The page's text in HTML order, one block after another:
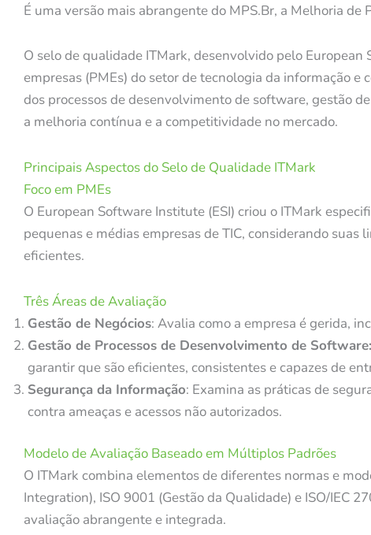
É uma versão mais abrangente do MPS.Br, a Melhoria de
O selo de qualidade ITMark, desenvolvido pelo
empresas (PMEs) do setor de tecnologia da informação
dos processos de desenvolvimento de software, gestão
a melhoria contínua e a competitividade no mercado.
Principais Aspectos do Selo de Qualidade ITMark
Foco em PMEs
O European Software Institute (ESI) criou o ITMark
pequenas e médias empresas de TIC, considerando
eficientes.
Três Áreas de Avaliação
Gestão de Negócios: Avalia como a empresa é gerida,
Gestão de Processos de Desenvolvimento de Software:
garantir que são eficientes, consistentes e capazes de
Segurança da Informação: Examina as práticas de
contra ameaças e acessos não autorizados.
Modelo de Avaliação Baseado em Múltiplos Padrões
O ITMark combina elementos de diferentes normas e
Integration), ISO 9001 (Gestão da Qualidade) e ISO/IEC
avaliação abrangente e integrada.